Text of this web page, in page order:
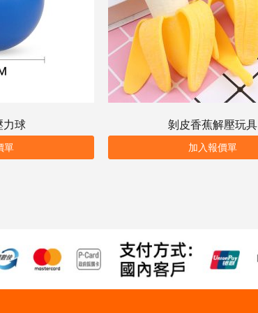
力球
單
剝皮香蕉解壓玩具
加入報價單